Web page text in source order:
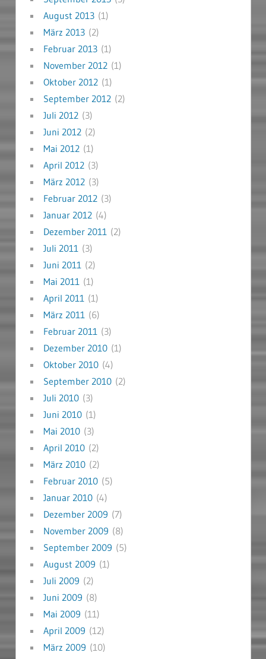
August 2013(1)
März 2013(2)
Februar 2013(1)
November 2012(1)
Oktober 2012(1)
September 2012(2)
Juli 2012(3)
Juni 2012(2)
Mai 2012(1)
April 2012(3)
März 2012(3)
Februar 2012(3)
Januar 2012(4)
Dezember 2011(2)
Juli 2011(3)
Juni 2011(2)
Mai 2011(1)
April 2011(1)
März 2011(6)
Februar 2011(3)
Dezember 2010(1)
Oktober 2010(4)
September 2010(2)
Juli 2010(3)
Juni 2010(1)
Mai 2010(3)
April 2010(2)
März 2010(2)
Februar 2010(5)
Januar 2010(4)
Dezember 2009 (7)
November 2009 (8)
September 2009 (5)
August 2009 (1)
Juli 2009 (2)
Juni 2009 (8)
Mai 2009 (11)
April 2009 (12)
März 2009 (10)